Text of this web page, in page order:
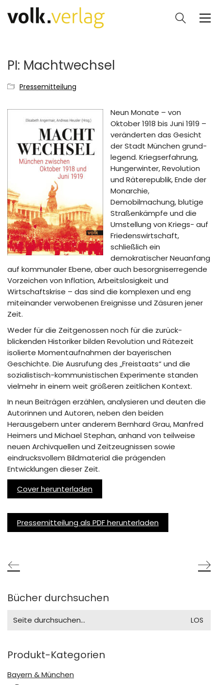
PI: Machtwechsel
Pressemitteilung
Neun Monate – von
Oktober 1918 bis Juni 1919 –
veränderten das Gesicht
der Stadt München grund­
legend. Kriegserfahrung,
Hungerwinter, Revolution
und Räterepublik, Ende der
Monarchie,
Demobilmachung, blutige
Straßenkämpfe und die
Umstellung von Kriegs- auf
Friedenswirtschaft,
schließlich ein
demokratischer Neuanfang
auf kommunaler Ebene, aber auch besorgniserregende
Vorzeichen von Inflation, Arbeitslosigkeit und
Wirtschaftskrise – das sind die komplexen und eng
miteinander verwobenen Ereignisse und Zäsuren jener
Zeit.
Weder für die Zeitgenossen noch für die zurück­
blickenden Historiker bilden Revolution und Rätezeit
isolierte Momentaufnahmen der bayerischen
Geschichte. Die Ausrufung des „Freistaats“ und die
sozialistisch-kommunistischen Experimente standen
vielmehr in einem weit größeren zeitlichen Kontext.
In neun Beiträgen erzählen, analysieren und deuten die
Autorinnen und Autoren, neben den beiden
Herausgebern unter anderem Bernhard Grau, Manfred
Heimers und Michael Stephan, anhand von teilweise
neuen Archivquellen und Zeitzeugnissen sowie
eindrucksvollem Bildmaterial die prägenden
Entwicklungen dieser Zeit.
Cover herunterladen
Pressemitteilung als PDF herunterladen
Bücher durchsuchen
for:
Produkt-Kategorien
Bayern & München